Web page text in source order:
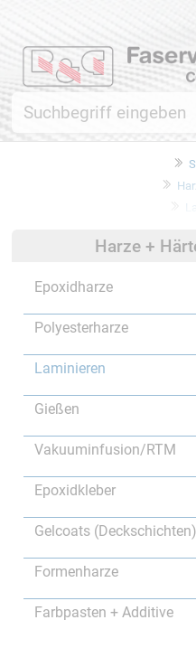
Harze +
Epoxidharze
Polyesterharze
Laminieren
Gießen
Vakuuminfusion/RTM
Epoxidkleber
Gelcoats (Deckschichten)
Formenharze
Farbpasten + Additive